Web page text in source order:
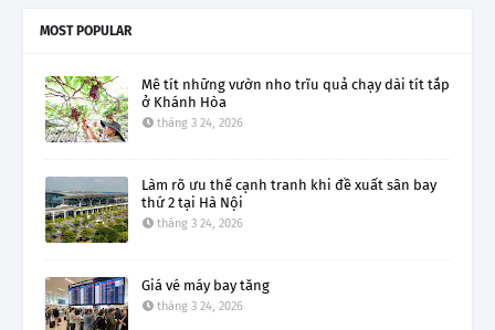
MOST POPULAR
Mê tít những vườn nho trĩu quả chạy dài tít tắp
ở Khánh Hòa
tháng 3 24, 2026
Làm rõ ưu thế cạnh tranh khi đề xuất sân bay
thứ 2 tại Hà Nội
tháng 3 24, 2026
Giá vé máy bay tăng
tháng 3 24, 2026